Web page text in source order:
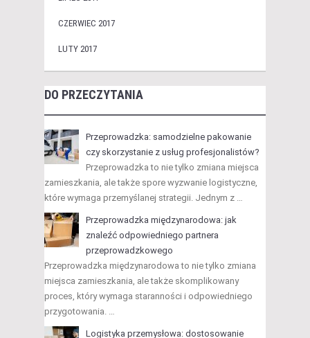
CZERWIEC 2017
LUTY 2017
DO PRZECZYTANIA
Przeprowadzka: samodzielne pakowanie
czy skorzystanie z usług profesjonalistów?
Przeprowadzka to nie tylko zmiana miejsca
zamieszkania, ale także spore wyzwanie logistyczne,
które wymaga przemyślanej strategii. Jednym z …
Przeprowadzka międzynarodowa: jak
znaleźć odpowiedniego partnera
przeprowadzkowego
Przeprowadzka międzynarodowa to nie tylko zmiana
miejsca zamieszkania, ale także skomplikowany
proces, który wymaga staranności i odpowiedniego
przygotowania. …
Logistyka przemysłowa: dostosowanie